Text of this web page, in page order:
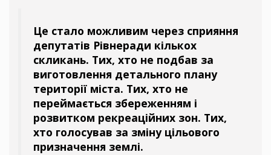
Це стало можливим через сприяння
депутатів Рівнеради кількох
скликань. Тих, хто не подбав за
виготовлення детального плану
території міста. Тих, хто не
переймається збереженням і
розвитком рекреаційних зон. Тих,
хто голосував за зміну цільового
призначення землі.